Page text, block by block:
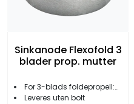
Sinkanode Flexofold 3
blader prop. mutter
For 3-blads foldepropell:Ø utvendig: 67 mm
Leveres uten bolt